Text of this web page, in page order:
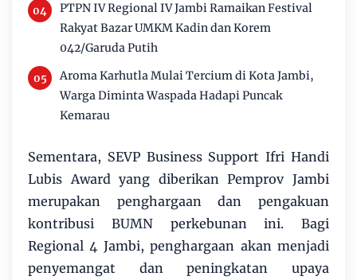
PTPN IV Regional IV Jambi Ramaikan Festival
Rakyat Bazar UMKM Kadin dan Korem
042/Garuda Putih
Aroma Karhutla Mulai Tercium di Kota Jambi,
Warga Diminta Waspada Hadapi Puncak
Kemarau
Sementara, SEVP Business Support Ifri Handi
Lubis Award yang diberikan Pemprov Jambi
merupakan penghargaan dan pengakuan
kontribusi BUMN perkebunan ini. Bagi
Regional 4 Jambi, penghargaan akan menjadi
penyemangat dan peningkatan upaya